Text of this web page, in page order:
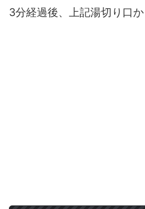
3分経過後、上記湯切り口か